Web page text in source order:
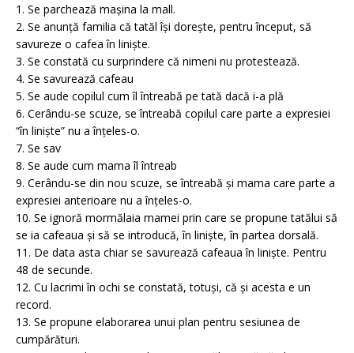
1. Se parchează mașina la mall.
2. Se anunță familia că tatăl își dorește, pentru început, să
savureze o cafea în liniște.
3. Se constată cu surprindere că nimeni nu protestează.
4. Se savurează cafeau
5. Se aude copilul cum îl întreabă pe tată dacă i-a plă
6. Cerându-se scuze, se întreabă copilul care parte a expresiei
“în liniște” nu a înțeles-o.
7. Se sav
8. Se aude cum mama îl întreab
9. Cerându-se din nou scuze, se întreabă și mama care parte a
expresiei anterioare nu a înțeles-o.
10. Se ignoră mormălaia mamei prin care se propune tatălui să
se ia cafeaua și să se introducă, în liniște, în partea dorsală.
11. De data asta chiar se savurează cafeaua în liniște. Pentru
48 de secunde.
12. Cu lacrimi în ochi se constată, totuși, că și acesta e un
record.
13. Se propune elaborarea unui plan pentru sesiunea de
cumpărături.